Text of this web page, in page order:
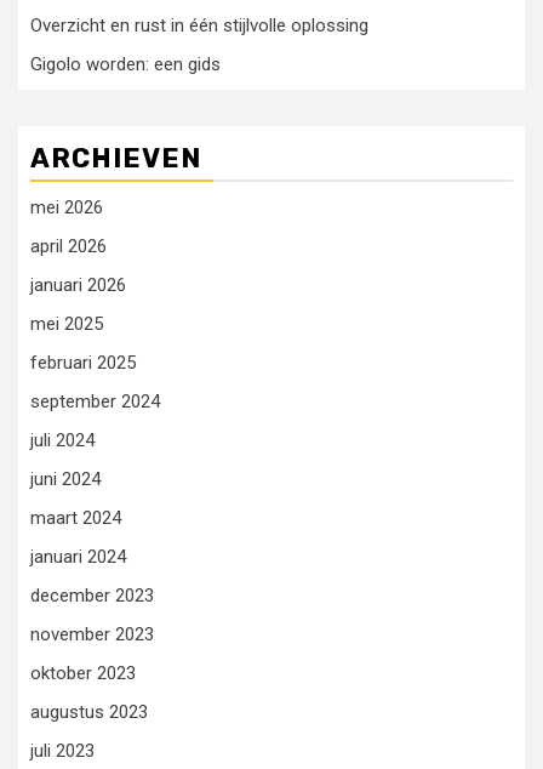
Overzicht en rust in één stijlvolle oplossing
Gigolo worden: een gids
ARCHIEVEN
mei 2026
april 2026
januari 2026
mei 2025
februari 2025
september 2024
juli 2024
juni 2024
maart 2024
januari 2024
december 2023
november 2023
oktober 2023
augustus 2023
juli 2023